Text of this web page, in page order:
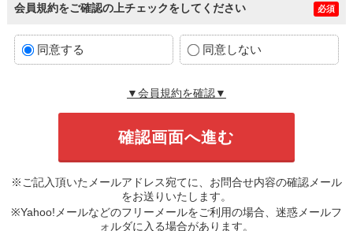
会員規約をご確認の上チェックをしてください 必須
同意する 同意しない
▼会員規約を確認▼
※ご記入頂いたメールアドレス宛てに、お問合せ内容の確認メール
をお送りいたします。
※Yahoo!メールなどのフリーメールをご利用の場合、迷惑メールフ
ォルダに入る場合があります。